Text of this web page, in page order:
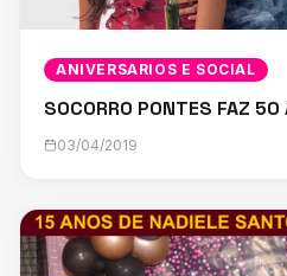
ANIVERSARIOS E SOCIAL
SOCORRO PONTES FAZ 50
03/04/2019